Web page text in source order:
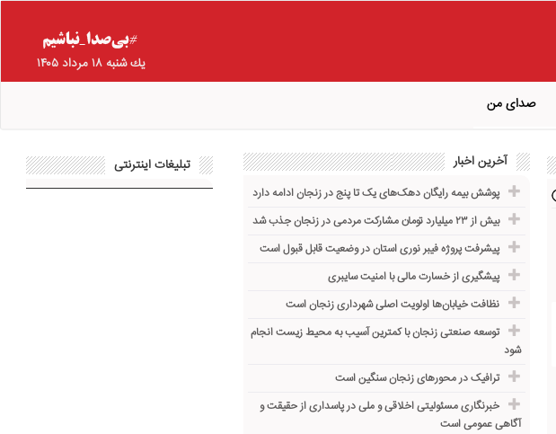
يك شنبه ۱۸ مرداد ۱۴۰۵
صدای من
آخرین اخبار
پوشش بیمه رایگان دهک‌های یک تا پنج در زنجان ادامه دارد
بیش از ۲۳ میلیارد تومان مشارکت مردمی در زنجان جذب شد
پیشرفت پروژه فیبر نوری استان در وضعیت قابل قبول است
پیشگیری از خسارت مالی با امنیت سایبری
نظافت خیابان‌ها اولویت اصلی شهرداری زنجان است
توسعه صنعتی زنجان با کمترین آسیب به محیط زیست انجام
شود
ترافیک در محورهای زنجان سنگین است
خبرنگاری مسئولیتی اخلاقی و ملی در پاسداری از حقیقت و
آگاهی عمومی است
تبلیغات اینترنتی